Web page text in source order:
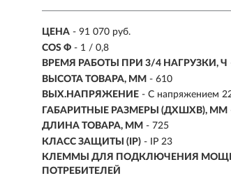
ЦЕНА - 91 070 руб.
COS Ф - 1 / 0,8
ВРЕМЯ РАБОТЫ ПРИ 3/4 НАГРУЗКИ, Ч
ВЫСОТА ТОВАРА, ММ - 610
ВЫХ.НАПРЯЖЕНИЕ - С напряжением
ГАБАРИТНЫЕ РАЗМЕРЫ (ДХШХВ), ММ
ДЛИНА ТОВАРА, ММ - 725
КЛАСС ЗАЩИТЫ (IP) - IP 23
КЛЕММЫ ДЛЯ ПОДКЛЮЧЕНИЯ
ПОТРЕБИТЕЛЕЙ